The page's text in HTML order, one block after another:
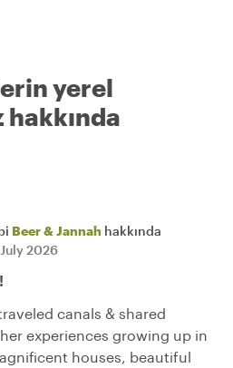
yerel
hakkında
Beer & Jannah hakkında
2026
canals & shared
experiences growing up in
houses, beautiful